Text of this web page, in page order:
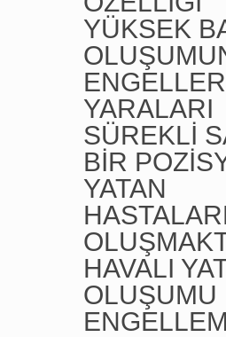
YÜKSEK
YARALARI
SÜREKLİ
BİR
YATAN
HAVALI
OLUŞUMU